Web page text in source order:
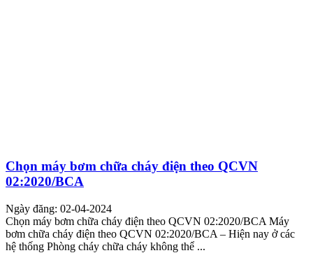
Chọn máy bơm chữa cháy điện theo QCVN
02:2020/BCA
Ngày đăng: 02-04-2024
Chọn máy bơm chữa cháy điện theo QCVN 02:2020/BCA Máy
bơm chữa cháy điện theo QCVN 02:2020/BCA – Hiện nay ở các
hệ thống Phòng cháy chữa cháy không thể ...